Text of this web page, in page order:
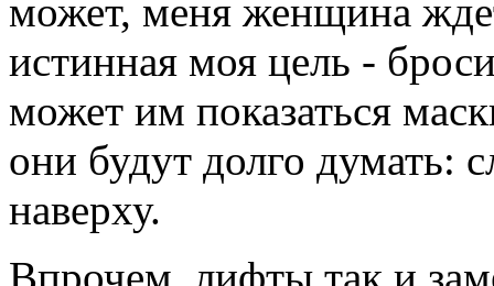
может, меня женщина
истинная моя цель -
может им показаться
они будут долго думать:
наверху.